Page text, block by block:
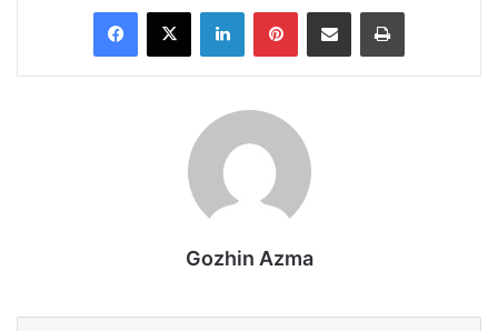
Facebook
X LinkedInPinterestShare via Email Print
Gozhin Azma